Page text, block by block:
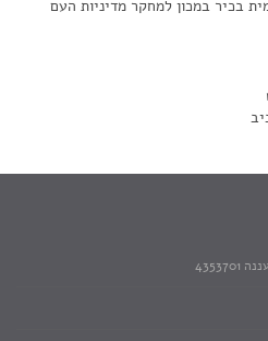
בכיר במכון למחקר מדיניות העם